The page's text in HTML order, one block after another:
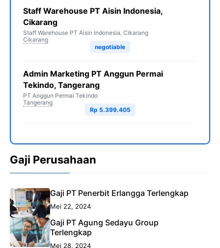
Staff Warehouse PT Aisin Indonesia,
Cikarang
Staff Warehouse PT Aisin Indonesia, Cikarang
Cikarang
negotiable
Admin Marketing PT Anggun Permai
Tekindo, Tangerang
PT Anggun Permai Tekindo
Tangerang
Rp 5.399.405
Gaji Perusahaan
Gaji PT Penerbit Erlangga Terlengkap
Mei 22, 2024
Gaji PT Agung Sedayu Group
Terlengkap
Mei 28, 2024